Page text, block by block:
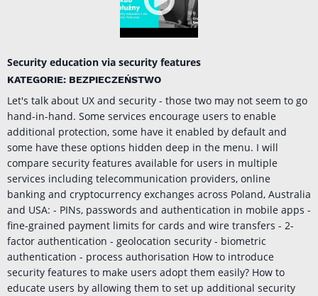
Security education via security features
KATEGORIE: BEZPIECZEŃSTWO
Let's talk about UX and security - those two may not seem to go
hand-in-hand. Some services encourage users to enable
additional protection, some have it enabled by default and
some have these options hidden deep in the menu. I will
compare security features available for users in multiple
services including telecommunication providers, online
banking and cryptocurrency exchanges across Poland, Australia
and USA: - PINs, passwords and authentication in mobile apps -
fine-grained payment limits for cards and wire transfers - 2-
factor authentication - geolocation security - biometric
authentication - process authorisation How to introduce
security features to make users adopt them easily? How to
educate users by allowing them to set up additional security